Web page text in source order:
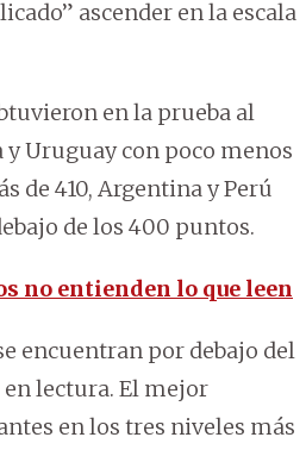
ascender en la escala
en la prueba al
y Uruguay con poco menos
de 410, Argentina y Perú
de los 400 puntos.
no entienden lo que leen
encuentran por debajo del
en lectura. El mejor
en los tres niveles más